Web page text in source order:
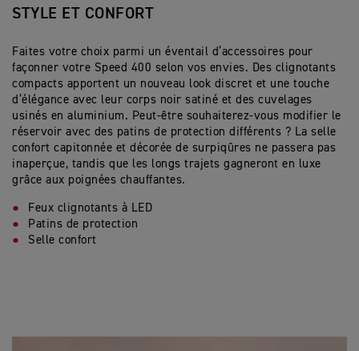
STYLE ET CONFORT
Faites votre choix parmi un éventail d’accessoires pour
façonner votre Speed 400 selon vos envies. Des clignotants
compacts apportent un nouveau look discret et une touche
d’élégance avec leur corps noir satiné et des cuvelages
usinés en aluminium. Peut-être souhaiterez-vous modifier le
réservoir avec des patins de protection différents ? La selle
confort capitonnée et décorée de surpiqûres ne passera pas
inaperçue, tandis que les longs trajets gagneront en luxe
grâce aux poignées chauffantes.
Feux clignotants à LED
Patins de protection
Selle confort